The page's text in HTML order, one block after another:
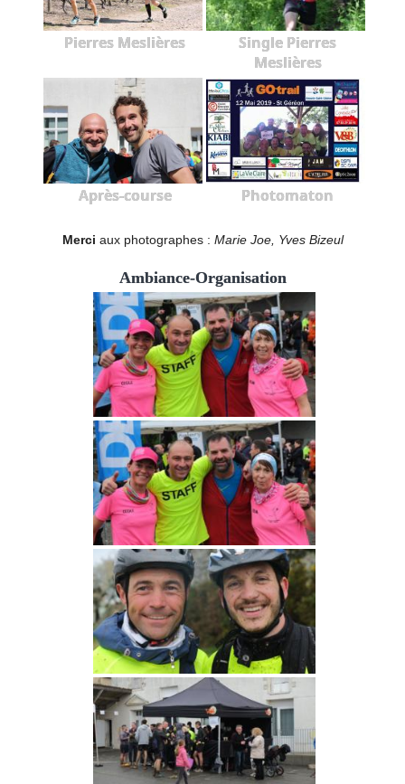
Pierres Meslières
Single Pierres
Meslières
Après-course Photomaton
Merci aux photographes : Marie Joe, Yves Bizeul
Ambiance-Organisation